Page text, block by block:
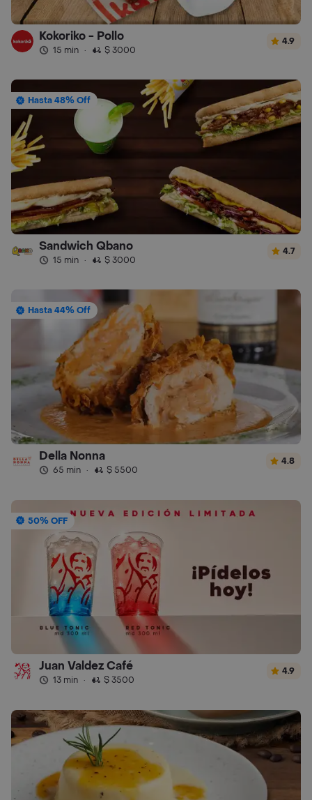
Kokoriko - Pollo
15 min · $ 3000
4.9
Hasta 48% Off
Sandwich Qbano
15 min · $ 3000
4.7
Hasta 44% Off
Della Nonna
65 min · $ 5500
4.8
50% OFF
Juan Valdez Café
13 min · $ 3500
4.9